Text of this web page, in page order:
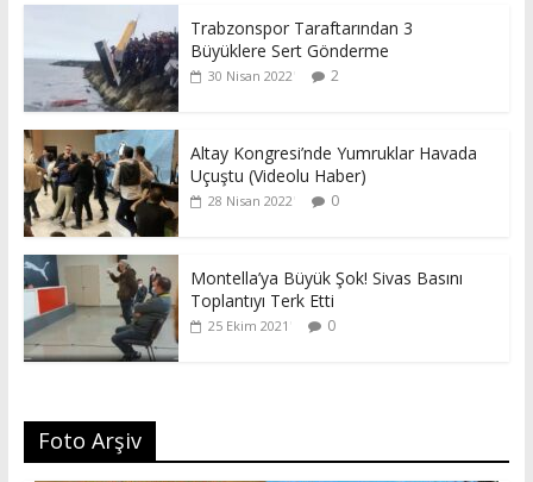
Trabzonspor Taraftarından 3
Büyüklere Sert Gönderme
30 Nisan 2022 2
Altay Kongresi’nde Yumruklar Havada
Uçuştu (Videolu Haber)
28 Nisan 2022 0
Montella’ya Büyük Şok! Sivas Basını
Toplantıyı Terk Etti
25 Ekim 2021 0
Foto Arşiv